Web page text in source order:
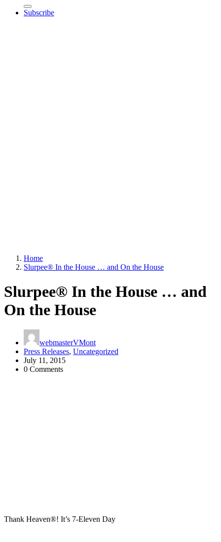
Subscribe
Home
Slurpee® In the House … and On the House
Slurpee® In the House … and
On the House
webmasterVMont
Press Releases, Uncategorized
July 11, 2015
0 Comments
Thank Heaven®! It’s 7‑Eleven Day